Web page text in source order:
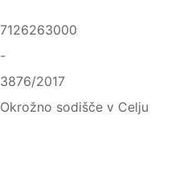
7126263000
-
3876/2017
Okrožno sodišče v Celju